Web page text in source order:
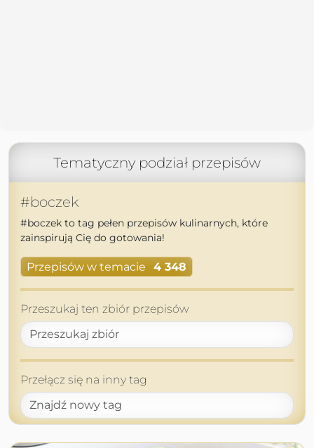
Tematyczny podział przepisów
#boczek
#boczek to tag pełen przepisów kulinarnych, które
zainspirują Cię do gotowania!
Przepisów w temacie 4 348
Przeszukaj ten zbiór przepisów
Przełącz się na inny tag